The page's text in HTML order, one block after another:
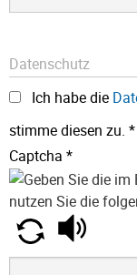
Datenschutz
Ich habe die
stimme diesen zu. *
Captcha *